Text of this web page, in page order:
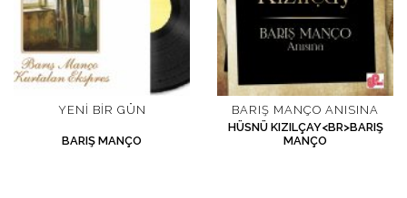
YENI BIR GÜN
BARIŞ MANÇO
BARIŞ MANÇO ANISINA
HÜSNÜ KIZILÇAY<BR>BARIŞ
MANÇO